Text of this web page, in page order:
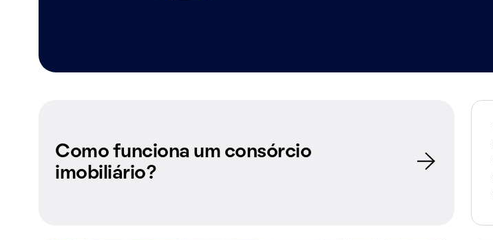
Como funciona um consórcio
imobiliário?